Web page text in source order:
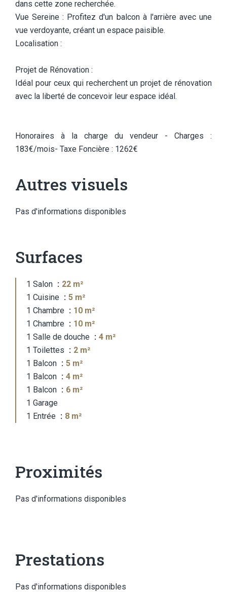
dans cette zone recherchée.
Vue Sereine : Profitez d'un balcon à l'arrière avec une
vue verdoyante, créant un espace paisible.
Localisation :
Projet de Rénovation :
Idéal pour ceux qui recherchent un projet de rénovation
avec la liberté de concevoir leur espace idéal.
Honoraires à la charge du vendeur - Charges :
183€/mois- Taxe Foncière : 1262€
Autres visuels
Pas d'informations disponibles
Surfaces
1 Salon
22 m²
1 Cuisine
5 m²
1 Chambre
10 m²
1 Chambre
10 m²
1 Salle de douche
4 m²
1 Toilettes
2 m²
1 Balcon
5 m²
1 Balcon
4 m²
1 Balcon
6 m²
1 Garage
1 Entrée
8 m²
Proximités
Pas d'informations disponibles
Prestations
Pas d'informations disponibles